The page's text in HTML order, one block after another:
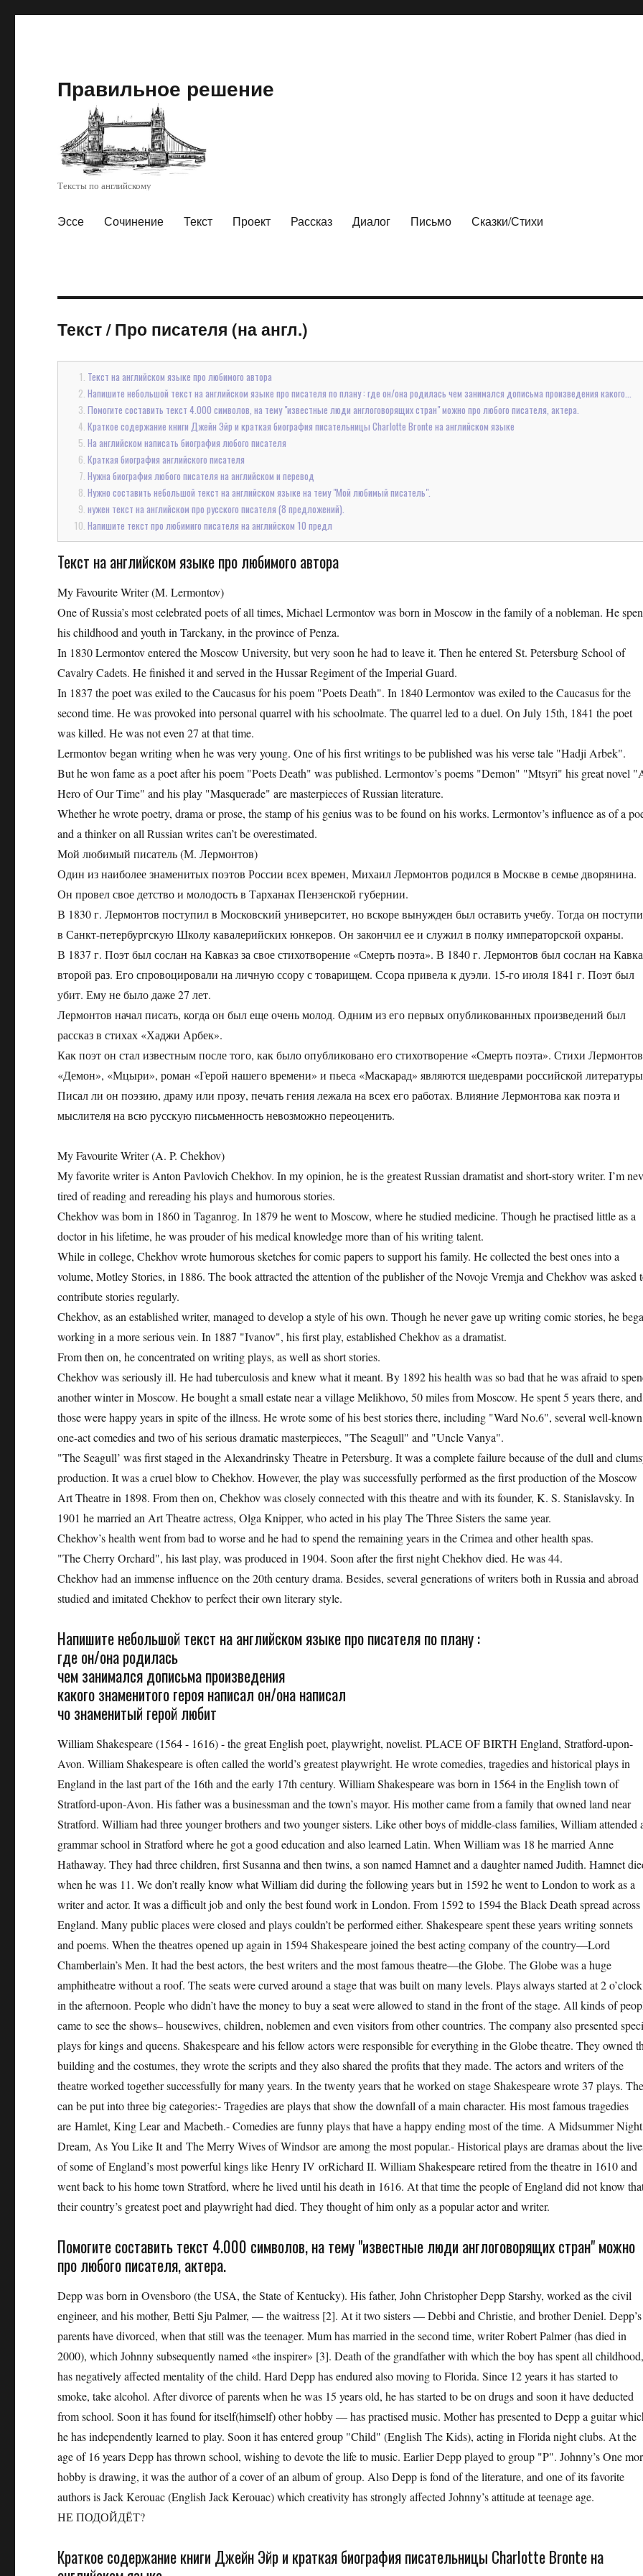
Правильное решение
Тексты по английскому
Эссе Сочинение Текст Проект Рассказ Диалог Письмо Сказки/Стихи
Текст/Про писателя (на англ.)
Текст на английском языке про любимого автора
Напишите небольшой текст на английском языке про писателя по плану : где он/она родилась чем занимался дописьма произведения какого...
Помогите составить текст 4.000 символов, на тему "известные люди англоговорящих стран" можно про любого писателя, актера.
Краткое содержание книги Джейн Эйр и краткая биография писательницы Charlotte Bronte на английском языке
На английском написать биография любого писателя
Краткая биография английского писателя
Нужна биография любого писателя на английском и перевод
Нужно составить небольшой текст на английском языке на тему "Мой любимый писатель".
нужен текст на английском про русского писателя (8 предложений).
Напишите текст про любимиго писателя на английском 10 предл
Текст на английском языке про любимого автора
My Favourite Writer (M. Lermontov)
One of Russia’s most celebrated poets of all times, Michael Lermontov was born in Moscow in the family of a nobleman. He
his childhood and youth in Tarckany, in the province of Penza.
In 1830 Lermontov entered the Moscow University, but very soon he had to leave it. Then he entered St. Petersburg School of
Cavalry Cadets. He finished it and served in the Hussar Regiment of the Imperial Guard.
In 1837 the poet was exiled to the Caucasus for his poem "Poets Death". In 1840 Lermontov was exiled to the Caucasus for the
second time. He was provoked into personal quarrel with his schoolmate. The quarrel led to a duel. On July 15th, 1841 the poet
was killed. He was not even 27 at that time.
Lermontov began writing when he was very young. One of his first writings to be published was his verse tale "Hadji Arbek".
But he won fame as a poet after his poem "Poets Death" was published. Lermontov’s poems "Demon" "Mtsyri" his great novel
Hero of Our Time" and his play "Masquerade" are masterpieces of Russian literature.
Whether he wrote poetry, drama or prose, the stamp of his genius was to be found on his works. Lermontov’s influence as of a
and a thinker on all Russian writes can’t be overestimated.
Мой любимый писатель (М. Лермонтов)
Один из наиболее знаменитых поэтов России всех времен, Михаил Лермонтов родился в Москве в семье дворянина.
Он провел свое детство и молодость в Тарханах Пензенской губернии.
В 1830 г. Лермонтов поступил в Московский университет, но вскоре вынужден был оставить учебу. Тогда он
в Санкт-петербургскую Школу кавалерийских юнкеров. Он закончил ее и служил в полку императорской охраны.
В 1837 г. Поэт был сослан на Кавказ за свое стихотворение «Смерть поэта». В 1840 г. Лермонтов был сослан на
второй раз. Его спровоцировали на личную ссору с товарищем. Ссора привела к дуэли. 15-го июля 1841 г. Поэт был
убит. Ему не было даже 27 лет.
Лермонтов начал писать, когда он был еще очень молод. Одним из его первых опубликованных произведений был
рассказ в стихах «Хаджи Арбек».
Как поэт он стал известным после того, как было опубликовано его стихотворение «Смерть поэта». Стихи
«Демон», «Мцыри», роман «Герой нашего времени» и пьеса «Маскарад» являются шедеврами российской
Писал ли он поэзию, драму или прозу, печать гения лежала на всех его работах. Влияние Лермонтова как поэта и
мыслителя на всю русскую письменность невозможно переоценить.
My Favourite Writer (A. P. Chekhov)
My favorite writer is Anton Pavlovich Chekhov. In my opinion, he is the greatest Russian dramatist and short-story writer. I’m
tired of reading and rereading his plays and humorous stories.
Chekhov was bom in 1860 in Taganrog. In 1879 he went to Moscow, where he studied medicine. Though he practised little as a
doctor in his lifetime, he was prouder of his medical knowledge more than of his writing talent.
While in college, Chekhov wrote humorous sketches for comic papers to support his family. He collected the best ones into a
volume, Motley Stories, in 1886. The book attracted the attention of the publisher of the Novoje Vremja and Chekhov was asked
contribute stories regularly.
Chekhov, as an established writer, managed to develop a style of his own. Though he never gave up writing comic stories, he
working in a more serious vein. In 1887 "Ivanov", his first play, established Chekhov as a dramatist.
From then on, he concentrated on writing plays, as well as short stories.
Chekhov was seriously ill. He had tuberculosis and knew what it meant. By 1892 his health was so bad that he was afraid to
another winter in Moscow. He bought a small estate near a village Melikhovo, 50 miles from Moscow. He spent 5 years there, and
those were happy years in spite of the illness. He wrote some of his best stories there, including "Ward No.6", several well-known
one-act comedies and two of his serious dramatic masterpieces, "The Seagull" and "Uncle Vanya".
"The Seagull’ was first staged in the Alexandrinsky Theatre in Petersburg. It was a complete failure because of the dull and
production. It was a cruel blow to Chekhov. However, the play was successfully performed as the first production of the Moscow
Art Theatre in 1898. From then on, Chekhov was closely connected with this theatre and with its founder, K. S. Stanislavsky. In
1901 he married an Art Theatre actress, Olga Knipper, who acted in his play The Three Sisters the same year.
Chekhov’s health went from bad to worse and he had to spend the remaining years in the Crimea and other health spas.
"The Cherry Orchard", his last play, was produced in 1904. Soon after the first night Chekhov died. He was 44.
Chekhov had an immense influence on the 20th century drama. Besides, several generations of writers both in Russia and abroad
studied and imitated Chekhov to perfect their own literary style.
Напишите небольшой текст на английском языке про писателя по плану :
где он/она родилась
чем занимался дописьма произведения
какого знаменитого героя написал он/она написал
чо знаменитый герой любит
William Shakespeare (1564 - 1616) - the great English poet, playwright, novelist. PLACE OF BIRTH England, Stratford-upon-
Avon. William Shakespeare is often called the world’s greatest playwright. He wrote comedies, tragedies and historical plays in
England in the last part of the 16th and the early 17th century. William Shakespeare was born in 1564 in the English town of
Stratford-upon-Avon. His father was a businessman and the town’s mayor. His mother came from a family that owned land near
Stratford. William had three younger brothers and two younger sisters. Like other boys of middle-class families, William attended
grammar school in Stratford where he got a good education and also learned Latin. When William was 18 he married Anne
Hathaway. They had three children, first Susanna and then twins, a son named Hamnet and a daughter named Judith. Hamnet
when he was 11. We don’t really know what William did during the following years but in 1592 he went to London to work as a
writer and actor. It was a difficult job and only the best found work in London. From 1592 to 1594 the Black Death spread across
England. Many public places were closed and plays couldn’t be performed either. Shakespeare spent these years writing sonnets
and poems. When the theatres opened up again in 1594 Shakespeare joined the best acting company of the country—Lord
Chamberlain’s Men. It had the best actors, the best writers and the most famous theatre—the Globe. The Globe was a huge
amphitheatre without a roof. The seats were curved around a stage that was built on many levels. Plays always started at 2 o’clock
in the afternoon. People who didn’t have the money to buy a seat were allowed to stand in the front of the stage. All kinds of
came to see the shows– housewives, children, noblemen and even visitors from other countries. The company also presented
plays for kings and queens. Shakespeare and his fellow actors were responsible for everything in the Globe theatre. They owned
building and the costumes, they wrote the scripts and they also shared the profits that they made. The actors and writers of the
theatre worked together successfully for many years. In the twenty years that he worked on stage Shakespeare wrote 37 plays.
can be put into three big categories:- Tragedies are plays that show the downfall of a main character. His most famous tragedies
are Hamlet, King Lear and Macbeth.- Comedies are funny plays that have a happy ending most of the time. A Midsummer
Dream, As You Like It and The Merry Wives of Windsor are among the most popular.- Historical plays are dramas about the
of some of England’s most powerful kings like Henry IV orRichard II. William Shakespeare retired from the theatre in 1610 and
went back to his home town Stratford, where he lived until his death in 1616. At that time the people of England did not know
their country’s greatest poet and playwright had died. They thought of him only as a popular actor and writer.
Помогите составить текст 4.000 символов, на тему "известные люди англоговорящих стран" можно
про любого писателя, актера.
Depp was born in Ovensboro (the USA, the State of Kentucky). His father, John Christopher Depp Starshy, worked as the civil
engineer, and his mother, Betti Sju Palmer, — the waitress [2]. At it two sisters — Debbi and Christie, and brother Deniel. Depp’s
parents have divorced, when that still was the teenager. Mum has married in the second time, writer Robert Palmer (has died in
2000), which Johnny subsequently named «the inspirer» [3]. Death of the grandfather with which the boy has spent all
has negatively affected mentality of the child. Hard Depp has endured also moving to Florida. Since 12 years it has started to
smoke, take alcohol. After divorce of parents when he was 15 years old, he has started to be on drugs and soon it have deducted
from school. Soon it has found for itself(himself) other hobby — has practised music. Mother has presented to Depp a guitar
he has independently learned to play. Soon it has entered group "Child" (English The Kids), acting in Florida night clubs. At the
age of 16 years Depp has thrown school, wishing to devote the life to music. Earlier Depp played to group "P". Johnny’s One
hobby is drawing, it was the author of a cover of an album of group. Also Depp is fond of the literature, and one of its favorite
authors is Jack Kerouac (English Jack Kerouac) which creativity has strongly affected Johnny’s attitude at teenage
НЕ ПОДОЙДЁТ?
Краткое содержание книги Джейн Эйр и краткая биография писательницы Charlotte Bronte на